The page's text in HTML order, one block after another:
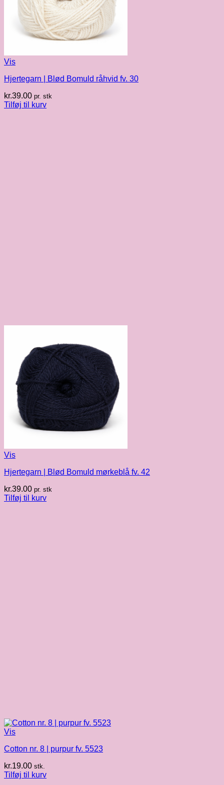
Vis
Hjertegarn | Blød Bomuld råhvid fv. 30
kr.39.00 pr. stk
Tilføj til kurv
Vis
Hjertegarn | Blød Bomuld mørkeblå fv. 42
kr.39.00 pr. stk
Tilføj til kurv
Vis
Cotton nr. 8 | purpur fv. 5523
kr.19.00 stk.
Tilføj til kurv